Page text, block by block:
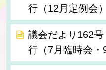
行（12月定例会）
議会だより162
行（7月臨時会・